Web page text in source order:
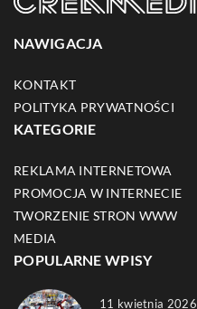
NAWIGACJA
KONTAKT
POLITYKA PRYWATNOŚCI
KATEGORIE
REKLAMA INTERNETOWA
PROMOCJA W INTERNECIE
TWORZENIE STRON WWW
MEDIA
POPULARNE WPISY
11 kwietnia 2026